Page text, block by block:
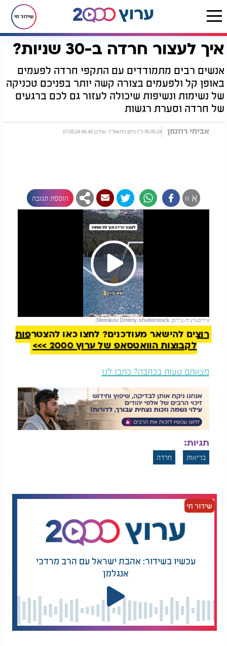
שידור חי
דף הבית בריאות בריאות הנפש איך לעצור חרדה ב-30 שניות?
איך לעצור חרדה ב-30 שניות?
אנשים רבים מתמודדים עם התקפי חרדה לפעמים
באופן קל ולפעמים בצורה קשה יותר בפניכם טכניקה
של נשימות ונשיפות שיכולה לעזור גם לכם ברגעים
של חרדה וסערת רגשות
אביחי רוזנמן 05.05.24 כ"ז ניסן התשפ"ד, עודכן 06:40 07.05.24
א א הוספת תגובה
Play
Video
אילוסטרציה (צילום: Melnikov Dmitriy/shutterstock)
להמשך קריאה
רוצים להישאר מעודכנים? לחצו כאן להצטרפות
לקבוצות הוואטסאפ של ערוץ 2000 >>>
מצאתם טעות בכתבה? כתבו לנו
תגיות:
בריאות חרדה
שידור חי
עכשיו בשידור: אהבת ישראל עם הרב מרדכי
אנגלמן